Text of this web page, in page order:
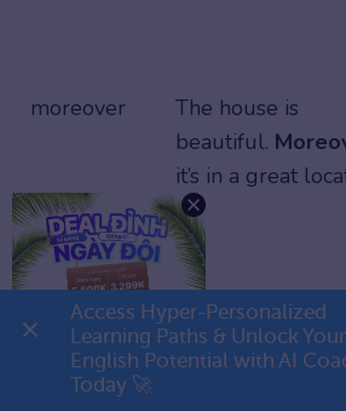
moreover
The house is
beautiful.
it’s in a great
Bảng một số từ nối trong tiếng Anh thông
Access Hyper-Personalized
Learning Paths & Unlock Your
English Potential with AI
Today 🚀